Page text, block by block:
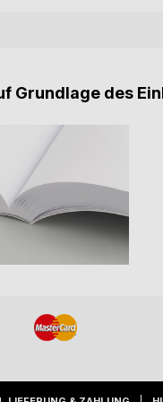
Grundlage des